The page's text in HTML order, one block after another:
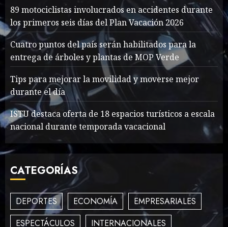
1
que acompañó a Lionel
desde sus primeros pasos
AGOSTO 8, 2026 32
2
Searching for the
forgotten heroes of World
War Two
MAYO 14, 2024 861
3
Sex Talk? Its About Weight
89 motociclistas involucrados en accidentes durante
los primeros seis días del Plan Vacación 2026
Cuatro puntos del país serán habilitados para la
entrega de árboles y plantas de MOP Verde
Tips para mejorar la movilidad y moverse mejor
durante el día
ISTU destaca oferta de 18 espacios turísticos a escala
nacional durante temporada vacacional
CATEGORÍAS
DEPORTES ECONOMÍA
EMPRESARIALES
ESPECTÁCULOS
INTERNACIONALES